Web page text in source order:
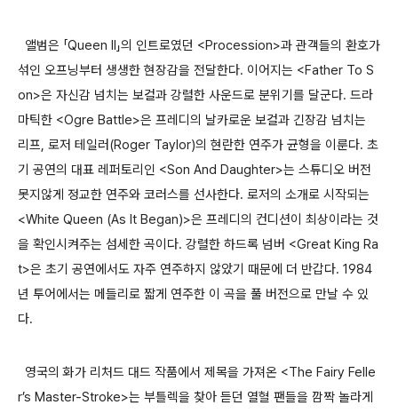
앨범은 「Queen II」의 인트로였던 <Procession>과 관객들의 환호가
섞인 오프닝부터 생생한 현장감을 전달한다. 이어지는 <Father To S
on>은 자신감 넘치는 보컬과 강렬한 사운드로 분위기를 달군다. 드라
마틱한 <Ogre Battle>은 프레디의 날카로운 보컬과 긴장감 넘치는
리프, 로저 테일러(Roger Taylor)의 현란한 연주가 균형을 이룬다. 초
기 공연의 대표 레퍼토리인 <Son And Daughter>는 스튜디오 버전
못지않게 정교한 연주와 코러스를 선사한다. 로저의 소개로 시작되는
<White Queen (As It Began)>은 프레디의 컨디션이 최상이라는 것
을 확인시켜주는 섬세한 곡이다. 강렬한 하드록 넘버 <Great King Ra
t>은 초기 공연에서도 자주 연주하지 않았기 때문에 더 반갑다. 1984
년 투어에서는 메들리로 짧게 연주한 이 곡을 풀 버전으로 만날 수 있
다.
영국의 화가 리처드 대드 작품에서 제목을 가져온 <The Fairy Felle
r’s Master-Stroke>는 부틀렉을 찾아 듣던 열혈 팬들을 깜짝 놀라게